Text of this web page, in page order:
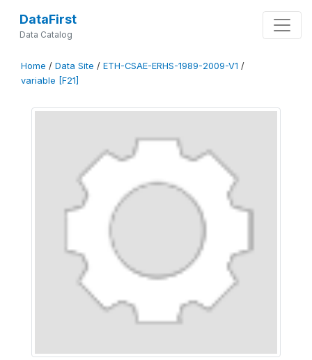
DataFirst
Data Catalog
Home / Data Site / ETH-CSAE-ERHS-1989-2009-V1 /
variable [F21]